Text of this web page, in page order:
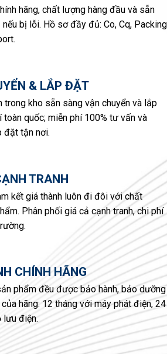
hãng, chất lượng hàng đầu và sẵn
bị lỗi. Hồ sơ đầy đủ: Co, Cq, Packing
& LẮP ĐẶT
trong kho sẵn sàng vận chuyển và lắp
toàn quốc; miễn phí 100% tư vấn và
đặt tận nơi.
TRANH
kết giá thành luôn đi đôi với chất
Phân phối giá cả cạnh tranh, chi phí
CHÍNH HÃNG
phẩm đều được bảo hành, bảo dưỡng
hãng: 12 tháng với máy phát điện, 24
lưu điện.